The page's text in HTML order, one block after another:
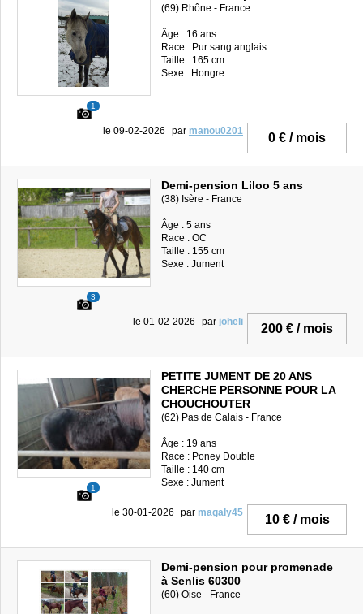
1
(69) Rhône - France
Âge : 16 ans
Race : Pur sang anglais
Taille : 165 cm
Sexe : Hongre
0 € / mois
le 09-02-2026 par manou0201
3
Demi-pension Liloo 5 ans
(38) Isère - France
Âge : 5 ans
Race : OC
Taille : 155 cm
Sexe : Jument
200 € / mois
le 01-02-2026 par joheli
1
PETITE JUMENT DE 20 ANS
CHERCHE PERSONNE POUR LA
CHOUCHOUTER
(62) Pas de Calais - France
Âge : 19 ans
Race : Poney Double
Taille : 140 cm
Sexe : Jument
10 € / mois
le 30-01-2026 par magaly45
Demi-pension pour promenade
à Senlis 60300
(60) Oise - France